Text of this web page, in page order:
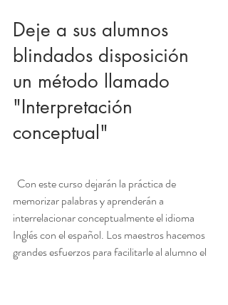
Deje a sus alumnos
blindados disposición
un método llamado
"Interpretación
conceptual"
memorizar palabras y aprenderán a
interrelacionar conceptualmente el idioma
Inglés con el español. Los maestros hacemos
grandes esfuerzos para facilitarle al alumno el